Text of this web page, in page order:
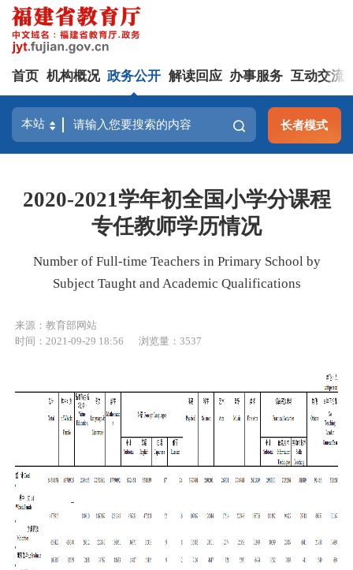
首页 机构概况 政务公开 解读回应 办事服务 互动交流
长者模式
2020-2021学年初全国小学分课程
专任教师学历情况
Number of Full-time Teachers in Primary School by
Subject Taught and Academic Qualifications
来源：教育部网站
时间：2021-09-29 18:56
浏览量：3537